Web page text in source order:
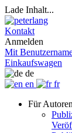
Lade Inhalt...
Kontakt
Anmelden
Mit
Einkaufswagen
de
en
fr
Für Autoren